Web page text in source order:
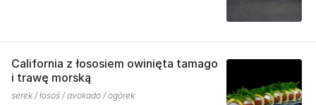
California z łososiem owinięta tamago
i trawę morską
serek / łosoś / avokado / ogórek